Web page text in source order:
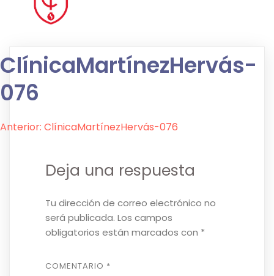
ClínicaMartínezHervás-
076
Navegación
entradas
Anterior: ClínicaMartínezHervás-076
Deja una respuesta
Tu dirección de correo electrónico no
será publicada. Los campos
obligatorios están marcados con *
COMENTARIO *